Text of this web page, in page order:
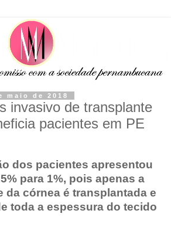
maio de 2018
invasivo de transplante
pacientes em PE
dos pacientes apresentou
para 1%, pois apenas a
da córnea é transplantada e
toda a espessura do tecido